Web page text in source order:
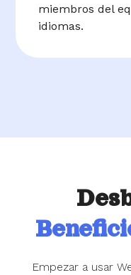
miembros del
idiomas.
Empezar a usar